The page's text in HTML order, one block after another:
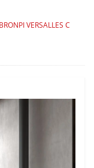
VERSALLES С